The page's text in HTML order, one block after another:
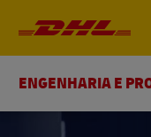
ENGENHARIA E